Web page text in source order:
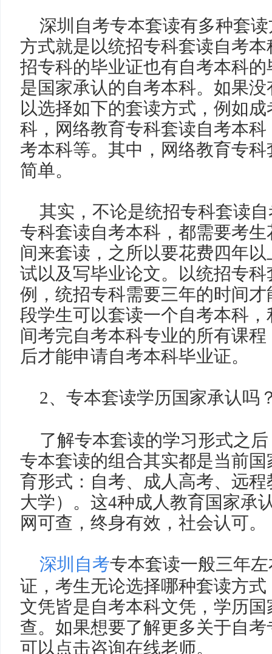
深圳自考专本套读有多种套
方式就是以统招专科套读自考
招专科的毕业证也有自考本科
是国家承认的自考本科。如果
以选择如下的套读方式，例如
科，网络教育专科套读自考本
考本科等。其中，网络教育专
简单。
其实，不论是统招专科套读
专科套读自考本科，都需要考
间来套读，之所以要花费四年
试以及写毕业论文。以统招专
例，统招专科需要三年的时间
段学生可以套读一个自考本科
间考完自考本科专业的所有课
后才能申请自考本科毕业证。
2、专本套读学历国家承认吗
了解专本套读的学习形式之
专本套读的组合其实都是当前国
育形式：自考、成人高考、远
大学）。这4种成人教育国家承
网可查，终身有效，社会认可。
深圳自考专本套读一般三年
证，考生无论选择哪种套读方
文凭皆是自考本科文凭，学历
查。如果想要了解更多关于自
可以点击咨询在线老师。